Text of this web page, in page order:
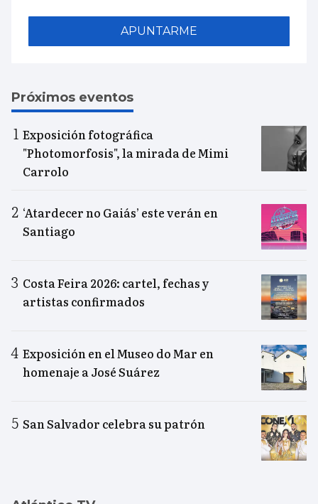
APUNTARME
Próximos eventos
Exposición fotográfica
"Photomorfosis", la mirada de Mimi
Carrolo
‘Atardecer no Gaiás’ este verán en
Santiago
Costa Feira 2026: cartel, fechas y
artistas confirmados
Exposición en el Museo do Mar en
homenaje a José Suárez
San Salvador celebra su patrón